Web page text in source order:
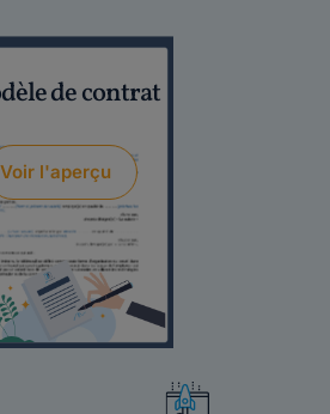
de contrat
Voir l'aperçu